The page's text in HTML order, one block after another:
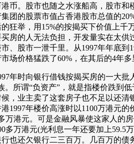
港币。股市也随之水涨船高，股市
集团的股票市值占香港股市总值的
狂举，用15%的按揭买下价值上千
房的人无法负担，开发量实在太供
、股市一泄千里。从1997年年底到
场价格猛跌了60%，在其后的4年
时向银行借钱按揭买房的一大批
。所谓“负资产”，就是指楼价跌到
，业主卖了这套房子也不足以还清
1997年楼价高涨时以1100万港元
万港元。可是金融风暴使这家人的
多万港元(光利息一年还要加上59.5
也还欠银行二三百万。几百万的债